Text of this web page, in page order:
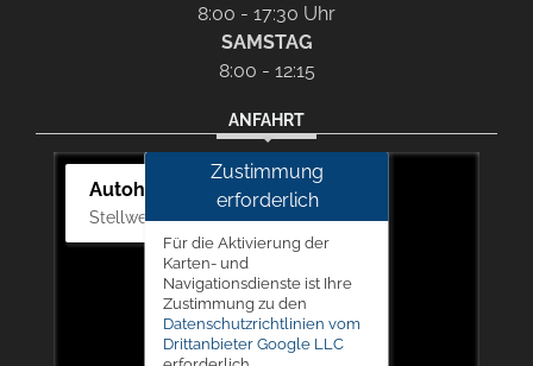
8:00 - 17:30 Uhr
SAMSTAG
8:00 - 12:15
ANFAHRT
Autohaus Picker
Stellwerk 5, 57368 Lennestadt
Zustimmung
erforderlich
Für die Aktivierung der
Karten- und
Navigationsdienste ist Ihre
Zustimmung zu den
Datenschutzrichtlinien vom
Drittanbieter Google LLC